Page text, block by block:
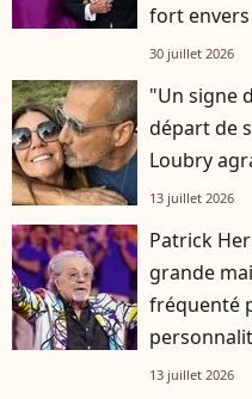
fort
30 juillet 2026
"Un signe
départ de
Loubry
13 juillet 2026
Patrick
grande
fréquenté
13 juillet 2026